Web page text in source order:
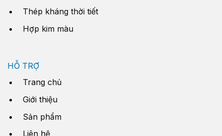
Thép kháng thời tiết
Hợp kim màu
HỖ TRỢ
Trang chủ
Giới thiệu
Sản phẩm
Liên hệ